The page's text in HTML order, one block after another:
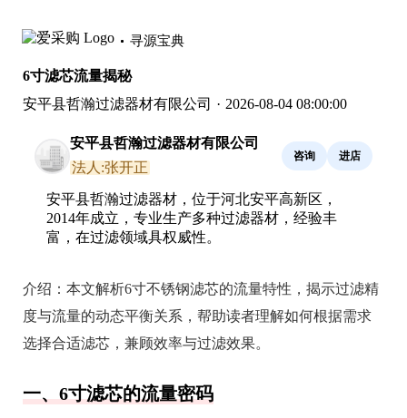
寻源宝典
6寸滤芯流量揭秘
安平县哲瀚过滤器材有限公司 · 2026-08-04 08:00:00
安平县哲瀚过滤器材有限公司
法人:张开正
咨询 进店
安平县哲瀚过滤器材，位于河北安平高新区，
2014年成立，专业生产多种过滤器材，经验丰
富，在过滤领域具权威性。
介绍： 本文解析6寸不锈钢滤芯的流量特性，揭示过滤精
度与流量的动态平衡关系，帮助读者理解如何根据需求
选择合适滤芯，兼顾效率与过滤效果。
一、6寸滤芯的流量密码